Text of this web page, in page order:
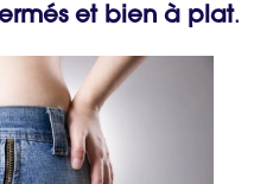
et bien à plat.